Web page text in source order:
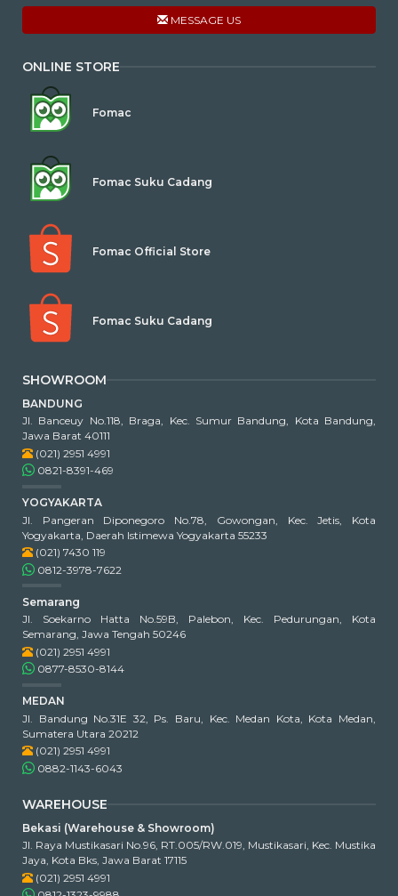
MESSAGE US
ONLINE STORE
Fomac
Fomac Official Store
Fomac Suku Cadang
Fomac Suku Cadang
SHOWROOM
BANDUNG
Jl. Banceuy No.118, Braga, Kec. Sumur Bandung, Kota Bandung,
Jawa Barat 40111
(021) 2951 4991
0821-8391-469
YOGYAKARTA
Jl. Pangeran Diponegoro No.78, Gowongan, Kec. Jetis, Kota
Yogyakarta, Daerah Istimewa Yogyakarta 55233
(021) 7430 119
0812-3978-7622
Semarang
Jl. Soekarno Hatta No.59B, Palebon, Kec. Pedurungan, Kota
Semarang, Jawa Tengah 50246
(021) 2951 4991
0877-8530-8144
MEDAN
Jl. Bandung No.31E 32, Ps. Baru, Kec. Medan Kota, Kota Medan,
Sumatera Utara 20212
(021) 2951 4991
0882-1143-6043
WAREHOUSE
Bekasi (Warehouse & Showroom)
Jl. Raya Mustikasari No.96, RT.005/RW.019, Mustikasari, Kec. Mustika
Jaya, Kota Bks, Jawa Barat 17115
(021) 2951 4991